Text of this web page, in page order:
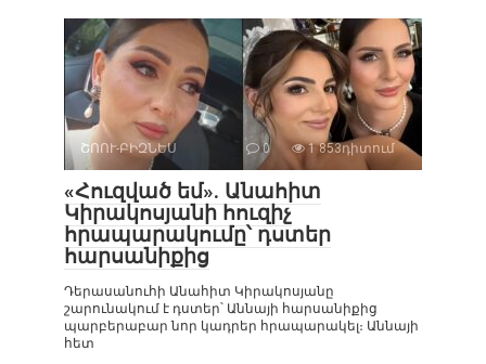
ՇՈՈՒ-ԲԻԶՆԵՍ 0 1 853դիտում
«Հուզված եմ». Անահիտ
Կիրակոսյանի հուզիչ
հրապարակումը՝ դստեր
հարսանիքից
Դերասանուհի Անահիտ Կիրակոսյանը
շարունակում է դստեր՝ Աննայի հարսանիքից
պարբերաբար նոր կադրեր հրապարակել։ Աննայի
հետ